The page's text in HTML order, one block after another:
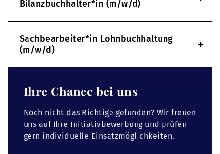
Bilanzbuchhalter*in (m/w/d)
Sachbearbeiter*in Lohnbuchhaltung
(m/w/d)
+
Ihre Chance bei uns
Noch nicht das Richtige gefunden? Wir freuen
uns auf Ihre Initiativbewerbung und prüfen
gern individuelle Einsatzmöglichkeiten.